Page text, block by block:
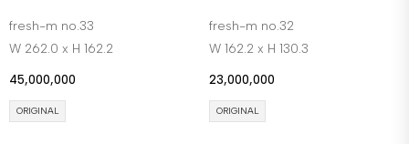
fresh-m no.33
W 262.0 x H 162.2
45,000,000
ORIGINAL
fresh-m no.32
W 162.2 x H 130.3
23,000,000
ORIGINAL